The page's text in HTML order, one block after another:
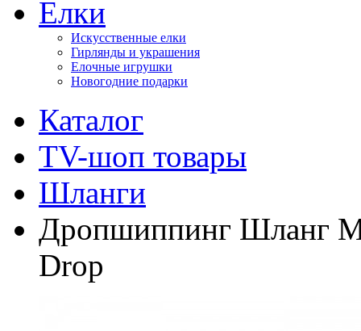
Елки
Искусственные елки
Гирлянды и украшения
Елочные игрушки
Новогодние подарки
Каталог
TV-шоп товары
Шланги
Дропшиппинг Шланг
Drop